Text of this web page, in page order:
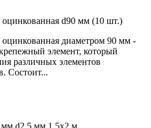
оцинкованная d90 мм (10 шт.)
оцинкованная диаметром 90 мм -
элемент, который
различных элементов
Состоит...
мм d2,5 мм 1,5х2 м